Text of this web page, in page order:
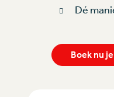
Dé
Boek nu